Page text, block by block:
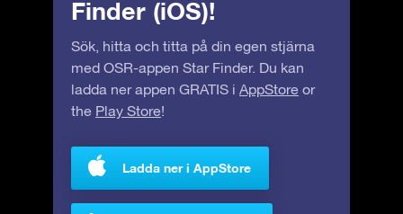
Finder (iOS)!
Sök, hitta och titta på din egen stjärna
med OSR-appen Star Finder. Du kan
ladda ner appen GRATIS i AppStore or
the Play Store!
Ladda ner i AppStore